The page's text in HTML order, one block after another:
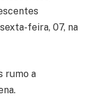
feira, 07, na
rumo a